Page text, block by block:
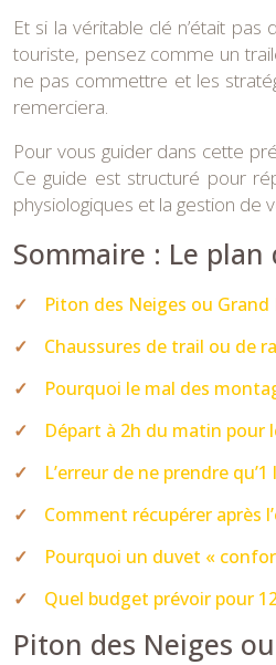
Et si la véritable clé n’était
touriste, pensez comme un
ne pas commettre et les
remerciera.
Pour vous guider dans cette
Ce guide est structuré pour
physiologiques et la gestion de
Sommaire : Le
Piton des Neiges ou Grand
Chaussures de trail ou de
Pourquoi le mal des
Départ à 2h du matin pour
L’erreur de ne prendre
Comment récupérer après
Pourquoi un duvet «
Quel budget prévoir pour
Piton des Neiges